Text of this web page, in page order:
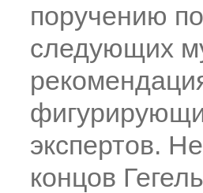
поручению
следующих
экспертов.
концов